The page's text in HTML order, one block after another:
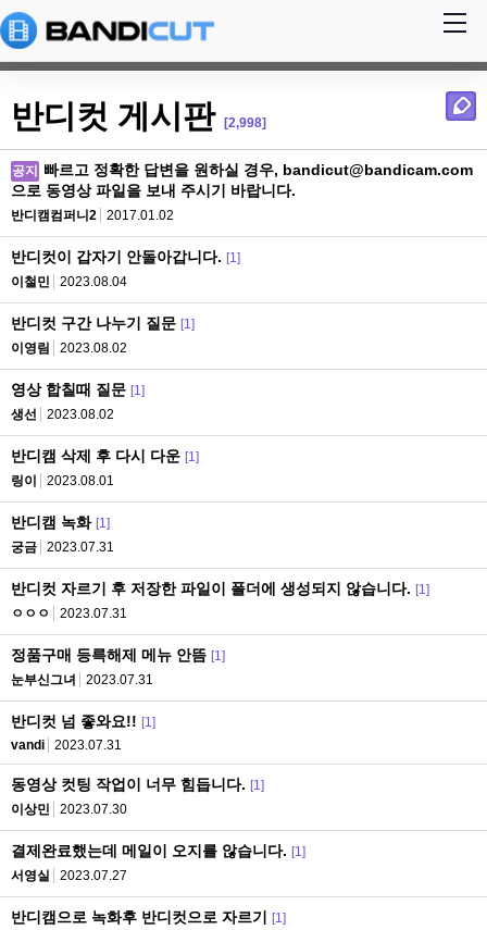
반디컷 게시판 [2,998]
공지
빠르고 정확한 답변을 원하실 경우, bandicut@bandicam.com
으로 동영상 파일을 보내 주시기 바랍니다.
반디캠컴퍼니2 2017.01.02
반디컷이 갑자기 안돌아갑니다. [1]
이철민
2023.08.04
반디컷 구간 나누기 질문 [1]
이영림
2023.08.02
영상 합칠때 질문 [1]
생선
2023.08.02
반디캠 삭제 후 다시 다운 [1]
링이
2023.08.01
반디캠 녹화 [1]
궁금
2023.07.31
반디컷 자르기 후 저장한 파일이 폴더에 생성되지 않습니다. [1]
ㅇㅇㅇ
2023.07.31
정품구매 등륵해제 메뉴 안뜸 [1]
눈부신그녀
2023.07.31
반디컷 넘 좋와요!! [1]
vandi
2023.07.31
동영상 컷팅 작업이 너무 힘듭니다. [1]
이상민
2023.07.30
결제완료했는데 메일이 오지를 않습니다. [1]
서영실
2023.07.27
반디캠으로 녹화후 반디컷으로 자르기
[1]